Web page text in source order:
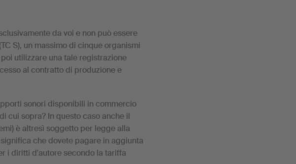
da voi e non può essere
S), un massimo di cinque organismi
utilizzare una tale registrazione
al contratto di produzione e
sonori disponibili in commercio
cui sopra? In questo caso anche il
è altresì soggetto per legge alla
che dovete pagare in aggiunta
i diritti d'autore secondo la tariffa